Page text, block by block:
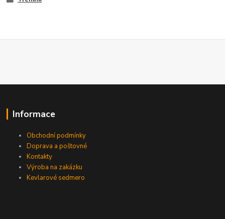
Informace
Obchodní podmínky
Doprava a poštovné
Kontakty
Výroba na zakázku
Kevlarové sedmero